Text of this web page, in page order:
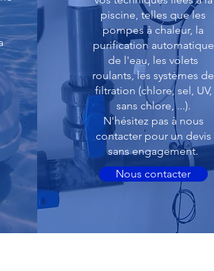
piscine, telles que les
pompes à chaleur, la
purification automatique
de l'eau, les volets
roulants, les systèmes de
filtration (chlore, sel, UV,
sans chlore, ...).
N'hésitez pas à nous
contacter pour un devis
sans engagement.
Nous contacter